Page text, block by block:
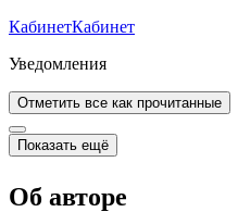
КабинетКабинет
Уведомления
Отметить все как прочитанные
Показать ещё
Об авторе